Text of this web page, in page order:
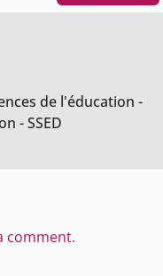
de l'éducation -
- SSED
comment.